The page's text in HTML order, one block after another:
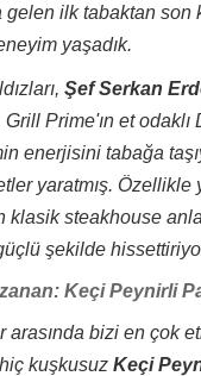
gelen ilk tabaktan son
yaşadık.
Şef Serkan
Prime'ın et odaklı
enerjisini tabağa
yaratmış. Özellikle
klasik steakhouse
şekilde
Keçi Peynirli
arasında bizi en çok
kuşkusuz Keçi